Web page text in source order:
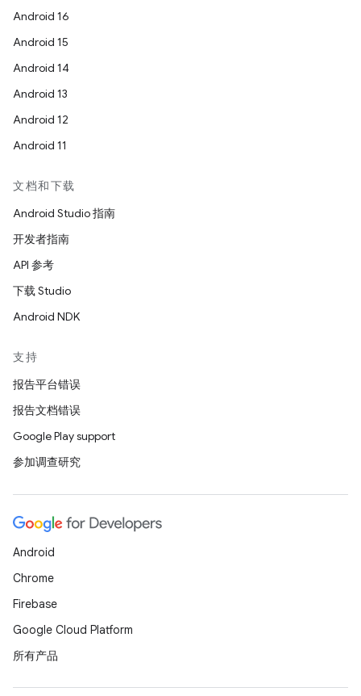
Android 16
Android 15
Android 14
Android 13
Android 12
Android 11
文档和下载
Android Studio 指南
开发者指南
API 参考
下载 Studio
Android NDK
支持
报告平台错误
报告文档错误
Google Play support
参加调查研究
Android
Chrome
Firebase
Google Cloud Platform
所有产品